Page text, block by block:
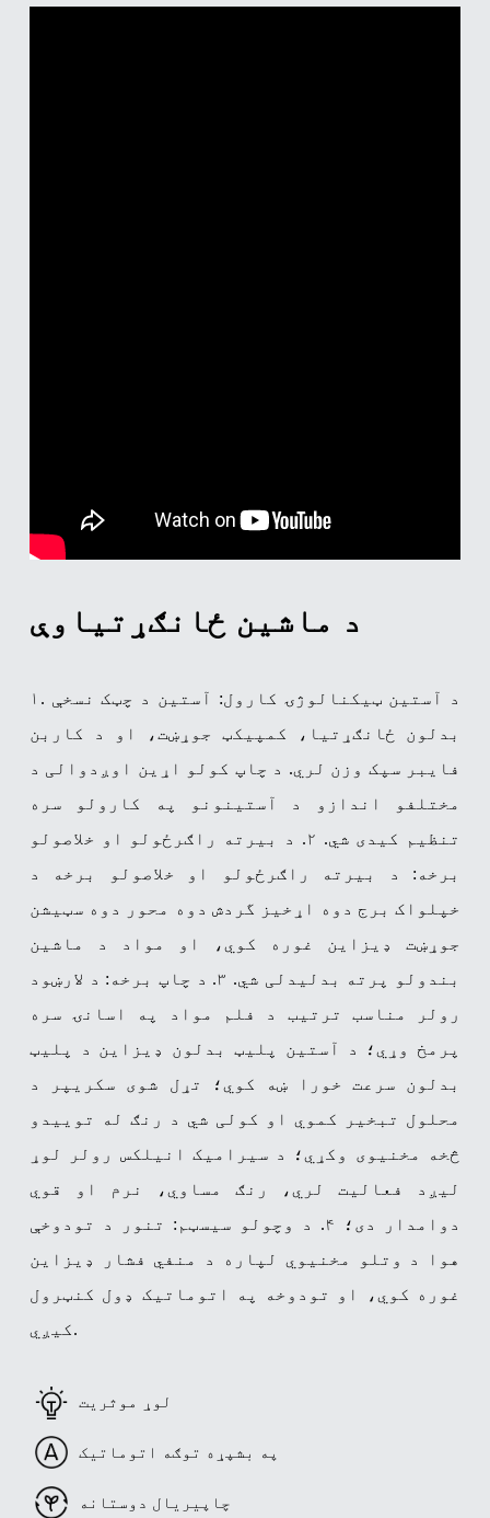
د ماشین ځانګړتیاوې
۱. د آستین ټیکنالوژۍ کارول: آستین د چټک نسخې
بدلون ځانګړتیا، کمپیکټ جوړښت، او د کاربن
فایبر سپک وزن لري. د چاپ کولو اړین اوږدوالی د
مختلفو اندازو د آستینونو په کارولو سره
تنظیم کیدی شي.
۲. د بیرته راګرځولو او خلاصولو
برخه: د بیرته راګرځولو او خلاصولو برخه د
خپلواک برج دوه اړخیز گردش دوه محور دوه سټیشن
جوړښت ډیزاین غوره کوي، او مواد د ماشین
بندولو پرته بدلیدلی شي.
۳. د چاپ برخه: د لارښود
رولر مناسب ترتیب د فلم مواد په اسانۍ سره
پرمخ وړي؛ د آستین پلیټ بدلون ډیزاین د پلیټ
بدلون سرعت خورا ښه کوي؛ تړل شوی سکریپر د
محلول تبخیر کموي او کولی شي د رنګ له توییدو
څخه مخنیوی وکړي؛ د سیرامیک انیلکس رولر لوړ
لیږد فعالیت لري، رنګ مساوي، نرم او قوي
دوامدار دی؛
۴. د وچولو سیسټم: تنور د تودوخې
هوا د وتلو مخنیوي لپاره د منفي فشار ډیزاین
غوره کوي، او تودوخه په اتوماتيک ډول کنټرول
کیږي.
لوړ موثریت
په بشپړه توګه اتوماتیک
چاپیریال دوستانه